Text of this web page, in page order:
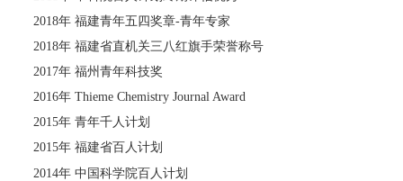
2018年 福建青年五四奖章-青年专家
2018年 福建省直机关三八红旗手荣誉称号
2017年 福州青年科技奖
2016年 Thieme Chemistry Journal Award
2015年 青年千人计划
2015年 福建省百人计划
2014年 中国科学院百人计划